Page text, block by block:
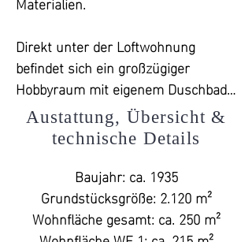
Nächte oder ungestörtes Arbeiten
schafft. Das angrenzende Duschbad,
mit Fußbodenheizung und
begehbarer Dusche, bietet hohen
Komfort. Ein ehemaliges Stallfenster
wurde dekorativ integriert und
verleiht dem Raum einen
charmanten, individuellen
Charakter. Der praktische
Hauswirtschaftsraum, ausgestattet
Direkt unter der Loftwohnung
befindet sich ein großzügiger
Hobbyraum mit eigenem Duschbad
und Teeküche. Dieser Bereich kann
als zusätzlicher Wohnraum für
Gäste oder Lager genutzt werden
und bietet die Möglichkeit, mit der
Loftwohnung kombiniert zu werden.
Alternativ lässt sich der Hobbyraum
Austattung, Übersicht &
technische Details
Baujahr: ca. 1935
Grundstücksgröße: 2.120 m²
Wohnfläche gesamt: ca. 250 m²